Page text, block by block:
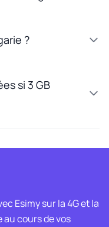
?
si 3 GB
Esimy sur la 4G et la
au cours de vos